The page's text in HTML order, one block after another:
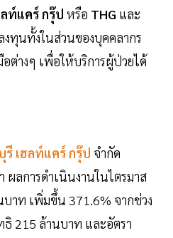
ท์แคร์ กรุ๊ป หรือ THG และ
งทุนทั้งในส่วนของบุคคลากร
ต่างๆ เพื่อให้บริการผู้ป่วยได้
รี เฮลท์แคร์ กรุ๊ป จำกัด
ผลการดำเนินงานในไตรมาส
าท เพิ่มขึ้น 371.6% จากช่วง
215 ล้านบาท และอัตรา